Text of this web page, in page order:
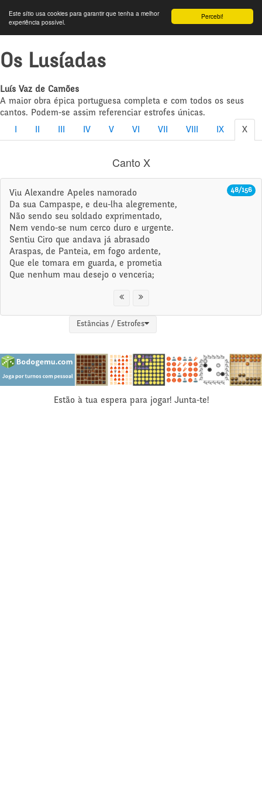
Percebi!
Este sítio usa cookies para garantir que tenha a melhor
experiência possível.
Os Lusíadas
Luís Vaz de Camões
A maior obra épica portuguesa completa e com todos os seus
cantos. Podem-se assim referenciar estrofes únicas.
IV V VI VII VIII IX X
Canto X
48/156
Viu Alexandre Apeles namorado
Da sua Campaspe, e deu-lha alegremente,
Não sendo seu soldado exprimentado,
Nem vendo-se num cerco duro e urgente.
Sentiu Ciro que andava já abrasado
Araspas, de Panteia, em fogo ardente,
Que ele tomara em guarda, e prometia
Que nenhum mau desejo o venceria;
Estâncias / Estrofes
Estão à tua espera para jogar! Junta-te!